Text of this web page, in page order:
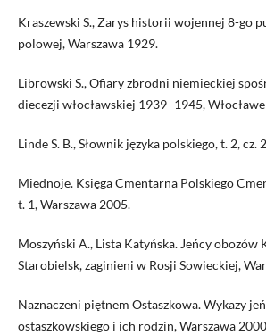
Kraszewski S., Zarys historii wojennej 8-go
polowej, Warszawa 1929.
Librowski S., Ofiary zbrodni niemieckiej
diecezji włocławskiej 1939–1945,
Linde S. B., Słownik języka polskiego, t. 2, cz.
Miednoje. Księga Cmentarna Polskiego
t. 1, Warszawa 2005.
Moszyński A., Lista Katyńska. Jeńcy obozów
Starobielsk, zaginieni w Rosji Sowieckiej,
Naznaczeni piętnem Ostaszkowa. Wykazy
ostaszkowskiego i ich rodzin, Warszawa